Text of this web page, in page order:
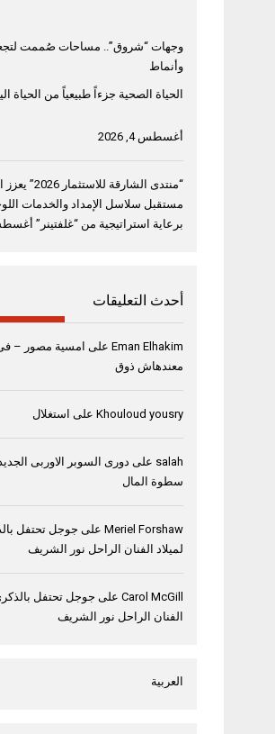
وجهات “شروق”.. مساحات صُممت
وأنماط
الحياة الصحية جزءاً طبيعياً من الحياة
أغسطس 4, 2026
“منتدى الشارقة
مستقبل سلاسل الإمداد والخدمات
برعاية استراتيجية من “غلفتينر” أغسطس 4,
أحدث التعليقات
Eman Elhakim على امسية مصور –
معندهاش ذوق
Khouloud yousry على استغلال
salah على دورى السوبر الاوربى
سطوة المال
Meriel Forshaw على
لميلاد الفنان الراحل نور الشريف
Carol McGill على
الفنان الراحل نور الشريف
العربية